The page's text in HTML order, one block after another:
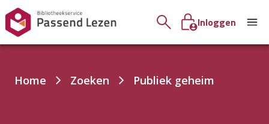
Inloggen
Je
Home Zoeken Publiek geheim